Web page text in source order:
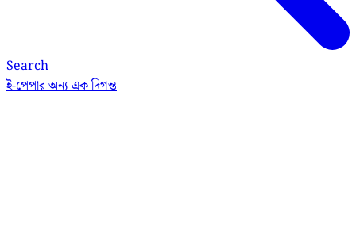
Search
ই-পেপারঅন্য এক দিগন্ত